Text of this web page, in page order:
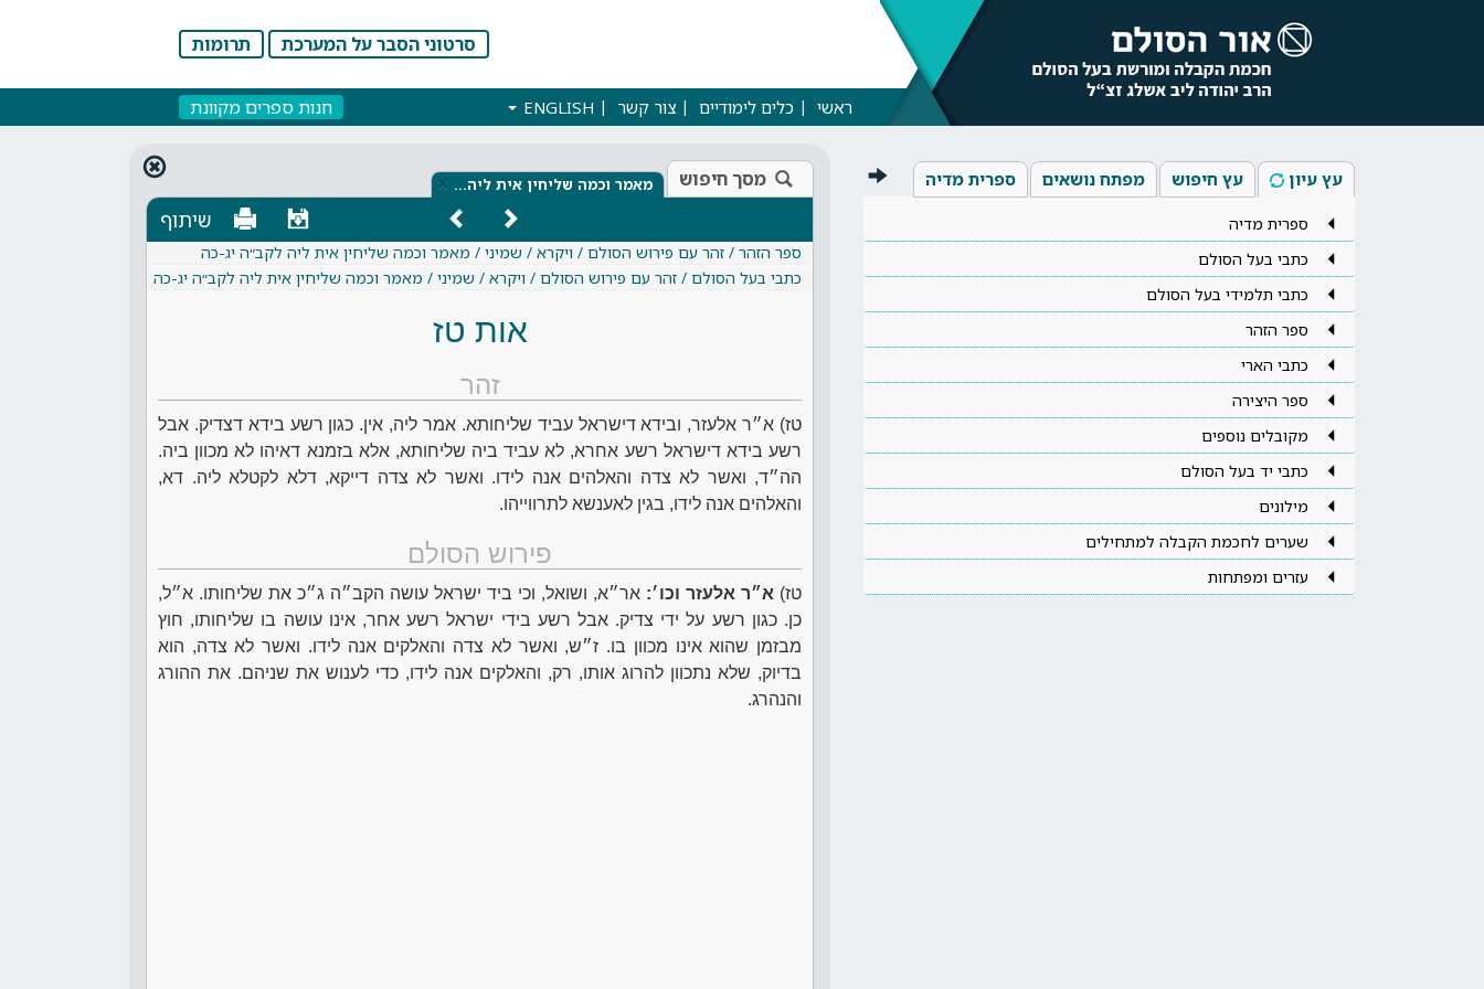
סרטוני הסבר על המערכת תרומות
ראשי כלים לימודיים צור קשר ENGLISH חנות ספרים מקוונת
עץ עיון עץ חיפוש מפתח נושאים ספרית מדיה
ספרית מדיה
כתבי בעל הסולם
כתבי תלמידי בעל הסולם
ספר הזהר
כתבי הארי
ספר היצירה
מקובלים נוספים
כתבי יד בעל הסולם
מילונים
שערים לחכמת הקבלה למתחילים
עזרים ומפתחות
מסך חיפוש מאמר וכמה שליחין אית ליה… ×
שיתוף
ספר הזהר / זהר עם פירוש הסולם / ויקרא / שמיני / מאמר וכמה שליחין אית ליה לקב״ה יג-כה
כתבי בעל הסולם / זהר עם פירוש הסולם / ויקרא / שמיני / מאמר וכמה שליחין אית ליה לקב״ה יג-כה
אות טז
זהר
טז) א״ר אלעזר, ובידא דישראל עביד שליחותא. אמר ליה, אין. כגון רשע בידא דצדיק. אבל
רשע בידא דישראל רשע אחרא, לא עביד ביה שליחותא, אלא בזמנא דאיהו לא מכוון ביה.
הה״ד, ואשר לא צדה והאלהים אנה לידו. ואשר לא צדה דייקא, דלא לקטלא ליה. דא,
והאלהים אנה לידו, בגין לאענשא לתרווייהו.
פירוש הסולם
טז) א״ר אלעזר וכו׳: אר״א, ושואל, וכי ביד ישראל עושה הקב״ה ג״כ את שליחותו. א״ל,
כן. כגון רשע על ידי צדיק. אבל רשע בידי ישראל רשע אחר, אינו עושה בו שליחותו, חוץ
מבזמן שהוא אינו מכוון בו. ז״ש, ואשר לא צדה והאלקים אנה לידו. ואשר לא צדה, הוא
בדיוק, שלא נתכוון להרוג אותו, רק, והאלקים אנה לידו, כדי לענוש את שניהם. את ההורג
והנהרג.